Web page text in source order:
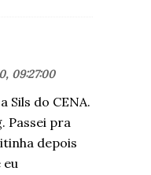
09:27:00
Sils do CENA.
Passei pra
depois
eu